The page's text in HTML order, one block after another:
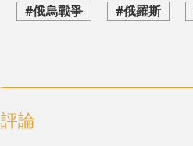
#俄烏戰爭 #俄羅斯
評論